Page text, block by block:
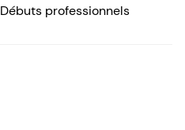
Débuts professionnels